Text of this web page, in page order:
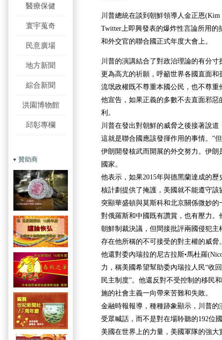
醫療保健
寰宇蒐奇
民意廣場
地方新聞
綜合新聞
洪園博物館
邱彰專欄
贊助商
川普總統在談到朝鮮領導人金正恩(Kim
Twitter上即興發表的爆炸性言論所用的
和外交官的聯合國正式年度大會上。
川普的演講結合了對政治理論的有分
更為高亢的祈願，呼籲世界各國直面
流氓政權既不尊重本國公民，也不尊重
他宣告， 如果正義的多數不去直面邪
利。
川普在發出對朝鮮的威脅之後接著說
這就是聯合國應該發揮作用的事情。”
伊朗開發核武而開展的外交努力。伊
國家。
他表示，如果2015年與德黑蘭達成的
核計劃提供了掩護，美國就不能遵守該
突顯華盛頓與莫斯科和北京關係微妙
對俄羅斯和中國既有讚賞，也有壓力
朝鮮制裁決議，但間接批評兩國侵犯
存在他所稱的不可接受的對主權的威脅
他還對委內瑞拉的尼古拉斯•馬杜羅
力，稱美國希望幫助委內瑞拉人民“收
民主制度”。他還反對不受控制的移民
施的社會主義一向帶來苦難和失敗。
金融時報報導，種種跡象顯示，川普
受眾喊話，而不是對在場聆聽的192位
美國在世界上的力量，美國軍隊的強